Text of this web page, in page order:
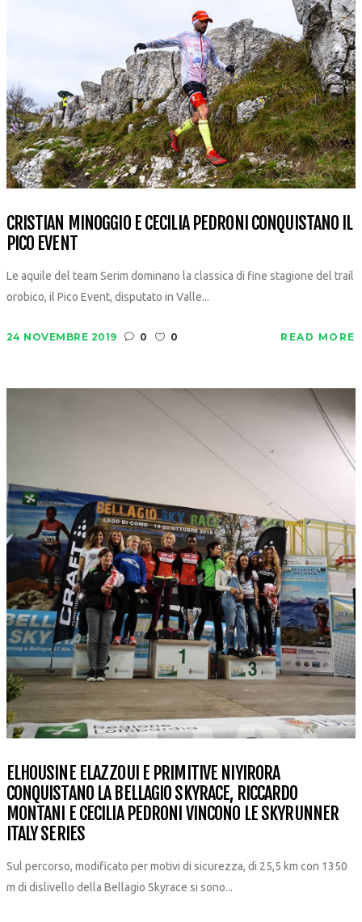
CRISTIAN MINOGGIO E CECILIA PEDRONI CONQUISTANO IL
PICO EVENT
Le aquile del team Serim dominano la classica di fine stagione del trail
orobico, il Pico Event, disputato in Valle...
24 NOVEMBRE 2019 0 0 READ MORE
ELHOUSINE ELAZZOUI E PRIMITIVE NIYIRORA
CONQUISTANO LA BELLAGIO SKYRACE, RICCARDO
MONTANI E CECILIA PEDRONI VINCONO LE SKYRUNNER
ITALY SERIES
Sul percorso, modificato per motivi di sicurezza, di 25,5 km con 1350
m di dislivello della Bellagio Skyrace si sono...